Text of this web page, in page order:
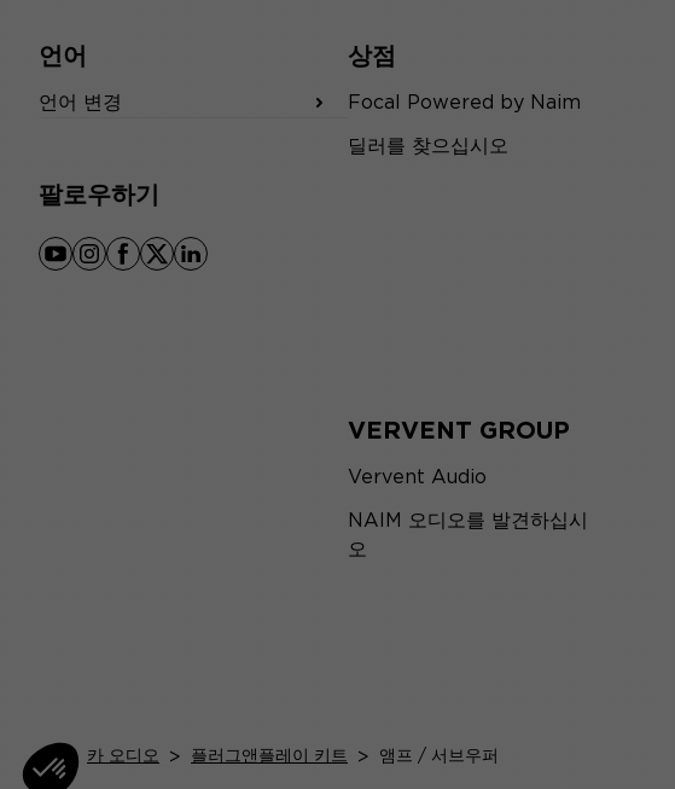
언어
언어 변경
팔로우하기
youtube
instagram
facebook
x linkedin
상점
Focal Powered by Naim
딜러를 찾으십시오
VERVENT GROUP
Vervent Audio
NAIM 오디오를 발견하십시
오
홈 > 카 오디오 > 플러그앤플레이 키트 > 앰프 / 서브우퍼